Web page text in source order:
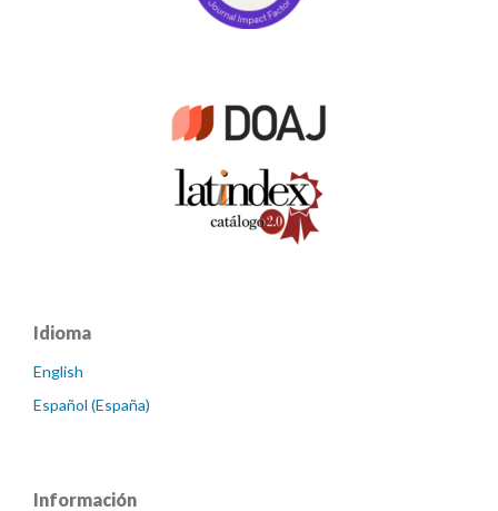
Idioma
English
Español (España)
Información